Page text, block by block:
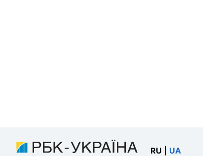
RU UA